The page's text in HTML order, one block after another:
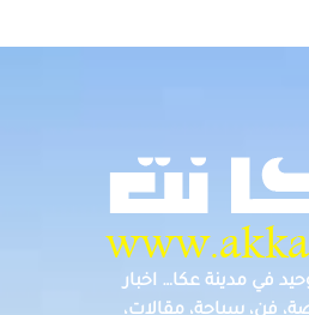
في مدينة عكا… اخبار